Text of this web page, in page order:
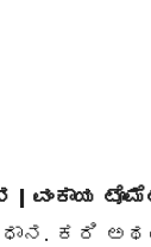
| ವಂಕಾಯ
ಕರಿ